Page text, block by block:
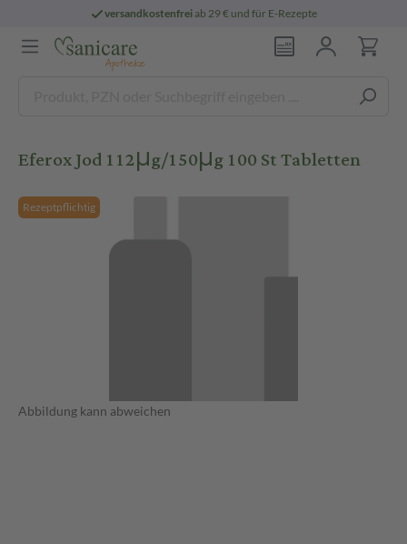
versandkostenfreiab 29 € und für E-Rezepte
Eferox Jod 112μg/150μg 100 St Tabletten
Rezeptpflichtig
Abbildung kann abweichen